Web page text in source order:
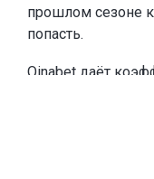
прошлом сезоне
попасть.
Oinabet даёт